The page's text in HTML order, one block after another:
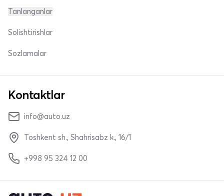
Tanlanganlar
Solishtirishlar
Sozlamalar
Kontaktlar
info@auto.uz
Toshkent sh., Shahrisabz k., 16/1
+998 95 324 12 00